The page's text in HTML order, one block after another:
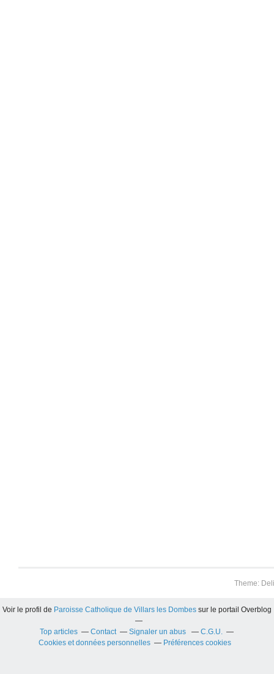
Theme:
Voir le profil de Paroisse Catholique de Villars les Dombes sur le portail Overblog
Top articles Contact Signaler un abus
C.G.U.
Cookies et données personnelles
Préférences cookies